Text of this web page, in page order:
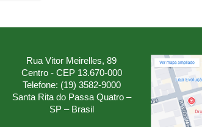
Rua Vitor Meirelles, 89
Centro - CEP 13.670-000
Telefone: (19) 3582-9000
Santa Rita do Passa Quatro –
SP – Brasil